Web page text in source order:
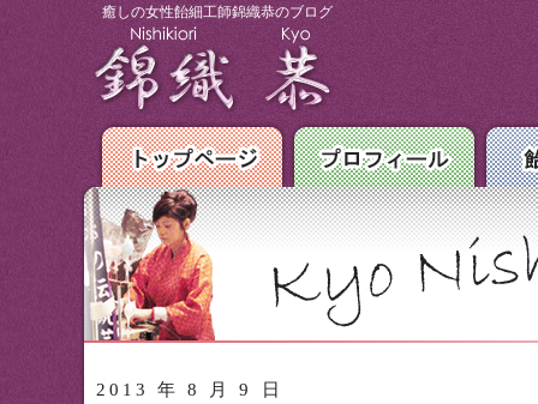
癒しの女性飴細工師錦織恭のブログ
2013 年 8 月 9 日